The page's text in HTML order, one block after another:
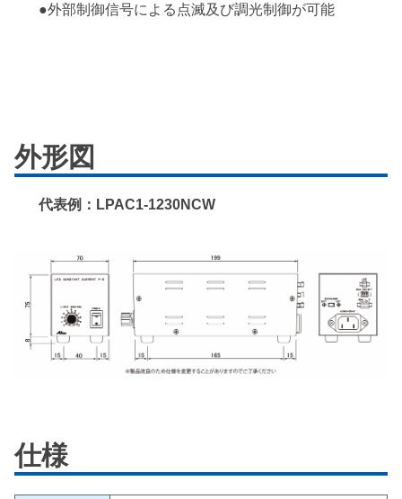
●外部制御信号による点滅及び調光制御が可能
外形図
代表例：LPAC1-1230NCW
仕様